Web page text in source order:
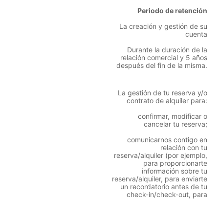
Periodo de retención
La creación y gestión de su
cuenta
Durante la duración de la
relación comercial y 5 años
después del fin de la misma.
La gestión de tu reserva y/o
contrato de alquiler para:
confirmar, modificar o
cancelar tu reserva;
comunicarnos contigo en
relación con tu
reserva/alquiler (por ejemplo,
para proporcionarte
información sobre tu
reserva/alquiler, para enviarte
un recordatorio antes de tu
check-in/check-out, para